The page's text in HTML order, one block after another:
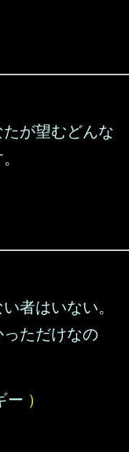
が望むどんな
者はいない。
ただけなの
ー ）